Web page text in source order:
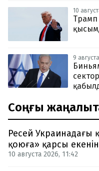
10
Трамп
9
Соңғы
Ресей Украинадағы
қоюға» қарсы
10 августа 2026, 11:42